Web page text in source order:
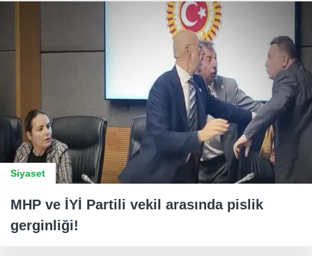
Siyaset
MHP ve İYİ Partili vekil arasında pislik
gerginliği!